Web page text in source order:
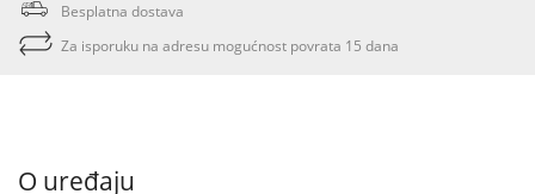
Besplatna dostava
Za isporuku na adresu mogućnost povrata 15 dana
O uređaju